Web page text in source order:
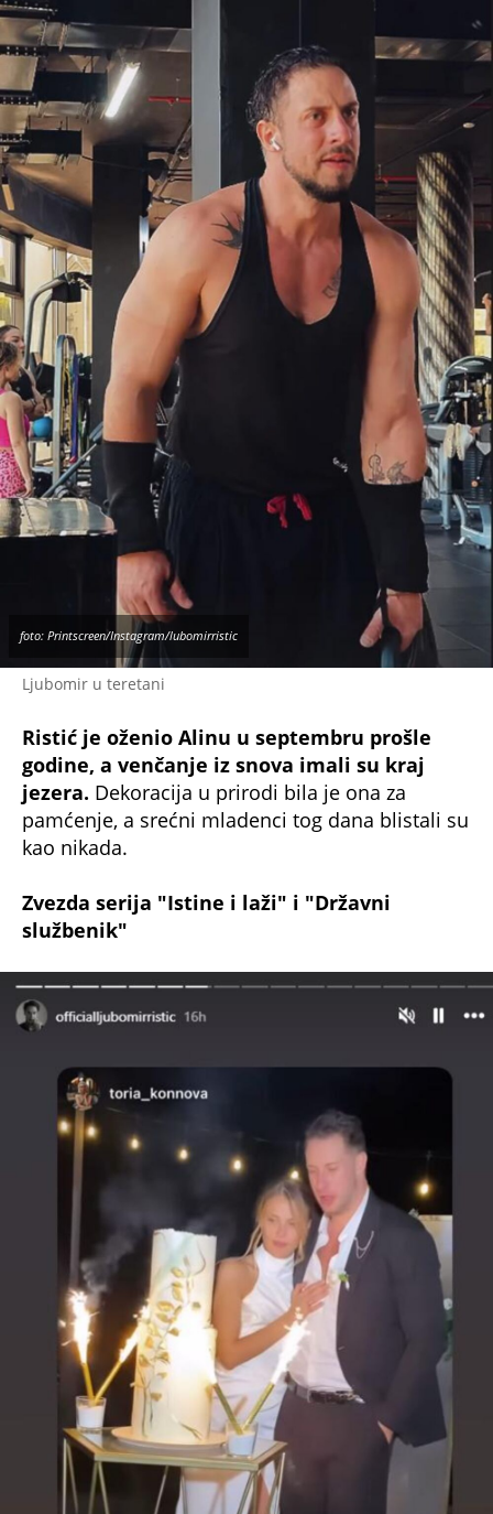
Ljubomir u teretani
foto: Printscreen/Instagram/lubomirristic
Ristić je oženio Alinu u septembru prošle
godine, a venčanje iz snova imali su kraj
jezera. Dekoracija u prirodi bila je ona za
pamćenje, a srećni mladenci tog dana blistali su
kao nikada.
Zvezda serija "Istine i laži" i "Državni
službenik"